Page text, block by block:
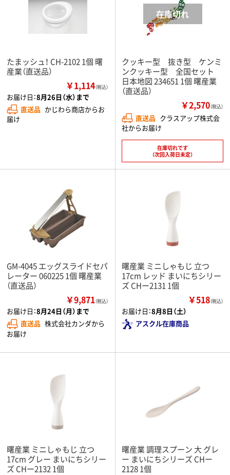
たまッシュ！ CH-2102 1個 曙
産業（直送品）
￥1,114（税込）
お届け日：8月26日（水）まで
直送品 かじわら商店からお
届け
クッキー型 抜き型 ケンミ
ンクッキー型 全国セット
日本地図 234651 1個 曙産業
（直送品）
￥2,570（税込）
直送品 クラスアップ株式会
社からお届け
在庫切れです
（次回入荷日未定）
GM-4045 エッグスライドセパ
レーター 060225 1個 曙産業
（直送品）
￥9,871（税込）
お届け日：8月24日（月）まで
直送品 株式会社カンダから
お届け
曙産業 ミニしゃもじ 立つ
17cm レッド まいにちシリー
ズ CHー2131 1個
￥518（税込）
お届け日：8月8日（土）
アスクル在庫商品
曙産業 ミニしゃもじ 立つ
17cm グレー まいにちシリー
ズ CHー2132 1個
曙産業 調理スプーン 大 グレ
ー まいにちシリーズ CHー
2128 1個